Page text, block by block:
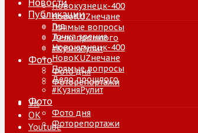
Новокузнецк-400
НовоKUZнечане
Прямые вопросы
Дело прошлого
#КузняРулит
Фото
Фото дня
Фоторепортажи
VK
ОК
Youtube
Новости
Публикации
Гид
Точка зрения
Новокузнецк-400
НовоKUZнечане
Прямые вопросы
Дело прошлого
#КузняРулит
Фото
Фото дня
Фоторепортажи